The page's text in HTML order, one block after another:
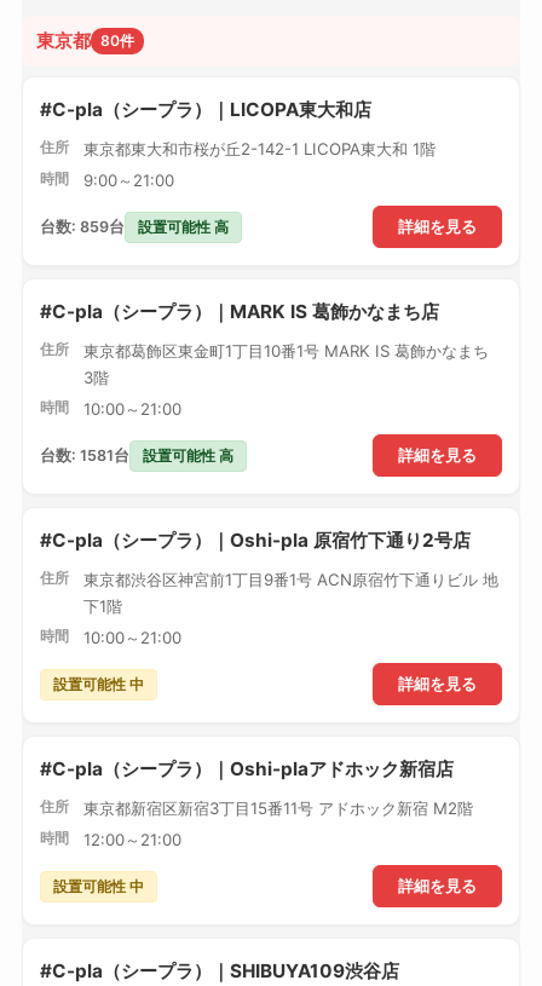
東京都 80件
#C-pla（シープラ）｜LICOPA東大和店
住所 東京都東大和市桜が丘2-142-1 LICOPA東大和 1階
時間 9:00～21:00
詳細を見る
台数: 859台 設置可能性 高
#C-pla（シープラ）｜MARK IS 葛飾かなまち店
住所
東京都葛飾区東金町1丁目10番1号 MARK IS 葛飾かなまち
3階
時間 10:00～21:00
詳細を見る
台数: 1581台 設置可能性 高
#C-pla（シープラ）｜Oshi-pla 原宿竹下通り2号店
住所
東京都渋谷区神宮前1丁目9番1号 ACN原宿竹下通りビル 地
下1階
時間 10:00～21:00
詳細を見る
設置可能性 中
#C-pla（シープラ）｜Oshi-plaアドホック新宿店
住所 東京都新宿区新宿3丁目15番11号 アドホック新宿 M2階
時間 12:00～21:00
詳細を見る
設置可能性 中
#C-pla（シープラ）｜SHIBUYA109渋谷店